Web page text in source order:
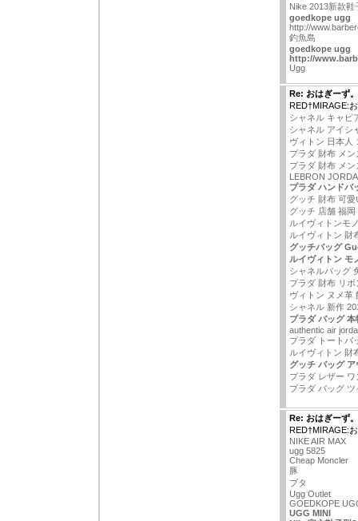
Nike 2013新款鞋
goedkope ugg
http://
釣魚島
goedkope ugg
http://
Ugg
Re: おはぎーず。
RED†MIRAGE:
シャネル キャビ
シャネル アイシ
ヴィトン 日本人
プラダ 財布 メン
プラダ 財布 メ
LEBRON
プラダ ハンドバ
グッチ 財布 可愛
グッチ 店舗 福岡
ルイヴィトンモ
ルイヴィトン 財
グッチバッグ
ルイヴィトン モ
シャネルバッグ
プラダ 財布 リボ
ヴィトン ヌメ革
シャネル 新作
プラダ バッグ 本
authentic air
プラダ トートバ
ルイヴィトン 財
グッチ バッグ
プラダ レザー
プラダ バッグ ツ
Re: おはぎーず。
RED†MIRAGE:
NIKE AIR MAX
ugg 5825
Cheap Moncler
豚
ブタ
Ugg Outlet
GOEDKOPE
UGG MINI